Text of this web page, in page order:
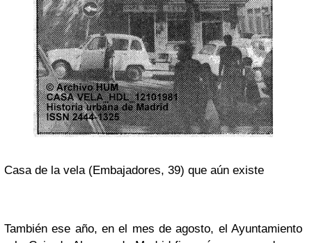
Casa de la vela (Embajadores, 39) que aún existe
También ese año, en el mes de agosto, el Ayuntamiento